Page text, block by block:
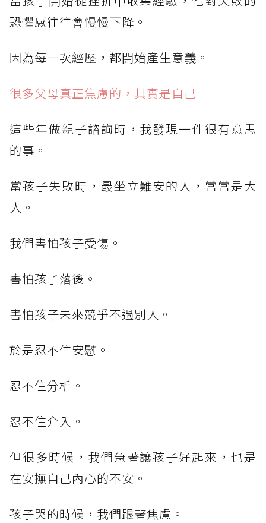
恐懼感往往會慢慢下降。
因為每一次經歷，都開始產生意義。
很多父母真正焦慮的，其實是自己
這些年做親子諮詢時，我發現一件很有意思
的事。
當孩子失敗時，最坐立難安的人，常常是大
人。
我們害怕孩子受傷。
害怕孩子落後。
害怕孩子未來競爭不過別人。
於是忍不住安慰。
忍不住分析。
忍不住介入。
但很多時候，我們急著讓孩子好起來，也是
在安撫自己內心的不安。
孩子哭的時候，我們跟著焦慮。